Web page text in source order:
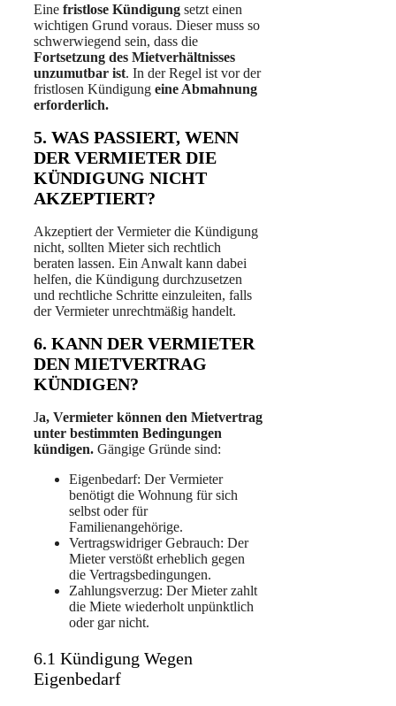
Eine fristlose Kündigung setzt einen
wichtigen Grund voraus. Dieser muss so
schwerwiegend sein, dass die
Fortsetzung des Mietverhältnisses
unzumutbar ist. In der Regel ist vor der
fristlosen Kündigung eine Abmahnung
erforderlich.
5. WAS PASSIERT, WENN
DER VERMIETER DIE
KÜNDIGUNG NICHT
AKZEPTIERT?
Akzeptiert der Vermieter die Kündigung
nicht, sollten Mieter sich rechtlich
beraten lassen. Ein Anwalt kann dabei
helfen, die Kündigung durchzusetzen
und rechtliche Schritte einzuleiten, falls
der Vermieter unrechtmäßig handelt.
6. KANN DER VERMIETER
DEN MIETVERTRAG
KÜNDIGEN?
Ja, Vermieter können den Mietvertrag
unter bestimmten Bedingungen
kündigen. Gängige Gründe sind:
Eigenbedarf: Der Vermieter
benötigt die Wohnung für sich
selbst oder für
Familienangehörige.
Vertragswidriger Gebrauch: Der
Mieter verstößt erheblich gegen
die Vertragsbedingungen.
Zahlungsverzug: Der Mieter zahlt
die Miete wiederholt unpünktlich
oder gar nicht.
6.1 Kündigung Wegen
Eigenbedarf